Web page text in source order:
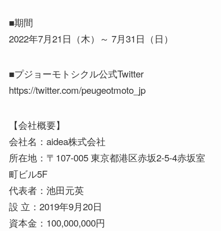
■期間
2022年7月21日（木）～ 7月31日（日）
■プジョーモトシクル公式Twitter
https://twitter.com/peugeotmoto_jp
【会社概要】
会社名：aidea株式会社
所在地：〒107-005 東京都港区赤坂2-5-4赤坂室
町ビル5F
代表者：池田元英
設 立：2019年9月20日
資本金：100,000,000円